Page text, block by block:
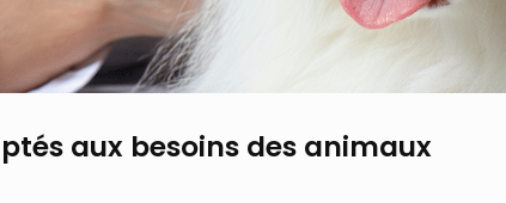
aux besoins des animaux